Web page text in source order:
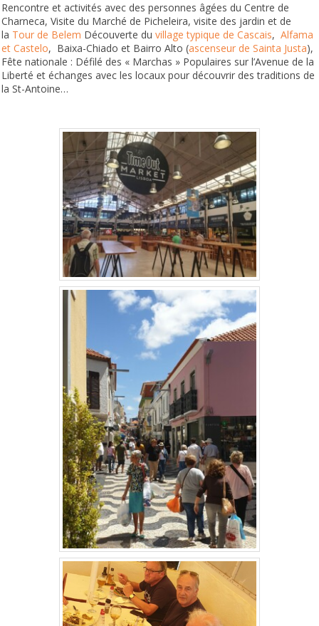
Rencontre et activités avec des personnes âgées du Centre de
Charneca, Visite du Marché de Picheleira, visite des jardin et de
la Tour de Belem Découverte duvillage typique de Cascais, Alfama
et Castelo, Baixa-Chiado et Bairro Alto (ascenseur de Sainta Justa),
Fête nationale : Défilé des « Marchas » Populaires sur l’Avenue de la
Liberté et échanges avec les locaux pour découvrir des traditions de
la St-Antoine…